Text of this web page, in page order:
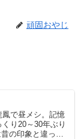
頑固おやじ
で昼メシ。記憶
り20～30年ぶり
の印象と違って